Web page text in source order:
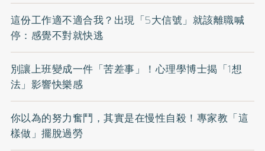
這份工作適不適合我？出現「5大信號」就該離職喊
停：感覺不對就快逃
別讓上班變成一件「苦差事」！心理學博士揭「1想
法」影響快樂感
你以為的努力奮鬥，其實是在慢性自殺！專家教「這
樣做」擺脫過勞